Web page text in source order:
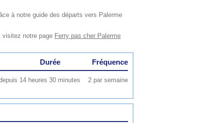
à notre guide des départs vers Palerme
visitez notre page Ferry pas cher Palerme
Durée Fréquence
14 heures 30 minutes 2 par semaine